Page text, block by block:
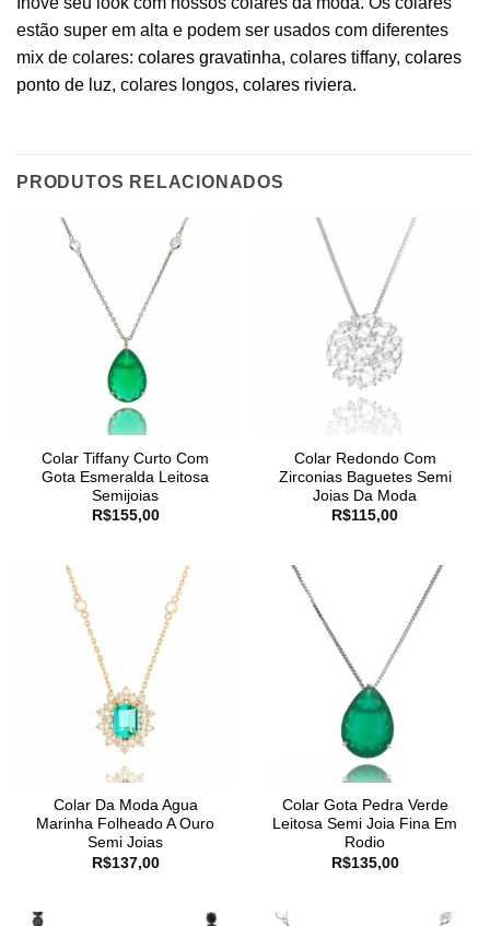
estão super em alta e podem ser usados com diferentes
mix de colares: colares gravatinha, colares tiffany, colares
ponto de luz, colares longos, colares riviera.
PRODUTOS RELACIONADOS
Colar Tiffany Curto Com
Gota Esmeralda Leitosa
Semijoias
R$155,00
Colar Redondo Com
Zirconias Baguetes Semi
Joias Da Moda
R$115,00
Colar Da Moda Agua
Marinha Folheado A Ouro
Semi Joias
R$137,00
Colar Gota Pedra Verde
Leitosa Semi Joia Fina Em
Rodio
R$135,00